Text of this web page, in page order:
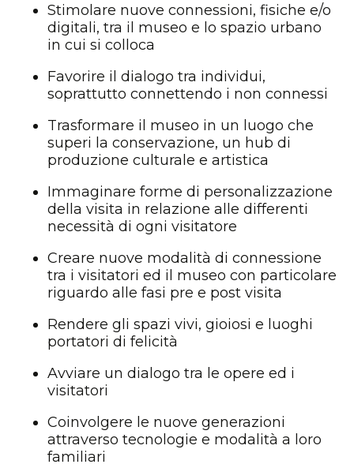
Stimolare nuove connessioni, fisiche e/o
digitali, tra il museo e lo spazio urbano
in cui si colloca
Favorire il dialogo tra individui,
soprattutto connettendo i non connessi
Trasformare il museo in un luogo che
superi la conservazione, un hub di
produzione culturale e artistica
Immaginare forme di personalizzazione
della visita in relazione alle differenti
necessità di ogni visitatore
Creare nuove modalità di connessione
tra i visitatori ed il museo con particolare
riguardo alle fasi pre e post visita
Rendere gli spazi vivi, gioiosi e luoghi
portatori di felicità
Avviare un dialogo tra le opere ed i
visitatori
Coinvolgere le nuove generazioni
attraverso tecnologie e modalità a loro
familiari